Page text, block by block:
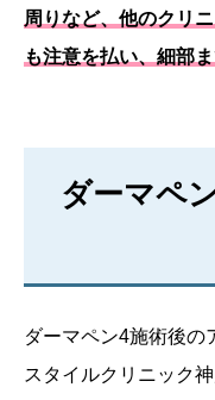
周りなど、他のクリ
も注意を払い、細部
ダーマペ
ダーマペン4施術後の
スタイルクリニック神